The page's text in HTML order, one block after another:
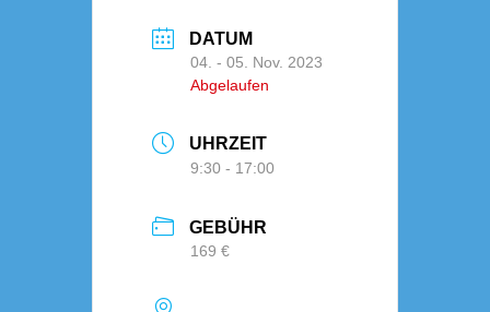
DATUM
04. - 05. Nov. 2023
Abgelaufen
UHRZEIT
9:30 - 17:00
GEBÜHR
169 €